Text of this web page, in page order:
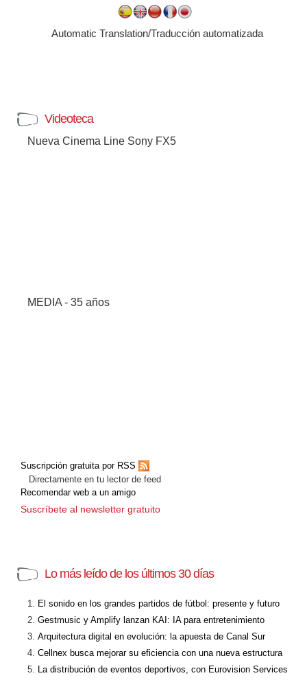
Automatic Translation/Traducción automatizada
Videoteca
Nueva Cinema Line Sony FX5
MEDIA - 35 años
Suscripción gratuita por RSS
Directamente en tu lector de feed
Recomendar web a un amigo
Suscríbete al newsletter gratuito
Lo más leído de los últimos 30 días
El sonido en los grandes partidos de fútbol: presente y futuro
Gestmusic y Amplify lanzan KAI: IA para entretenimiento
Arquitectura digital en evolución: la apuesta de Canal Sur
Cellnex busca mejorar su eficiencia con una nueva estructura
La distribución de eventos deportivos, con Eurovision Services